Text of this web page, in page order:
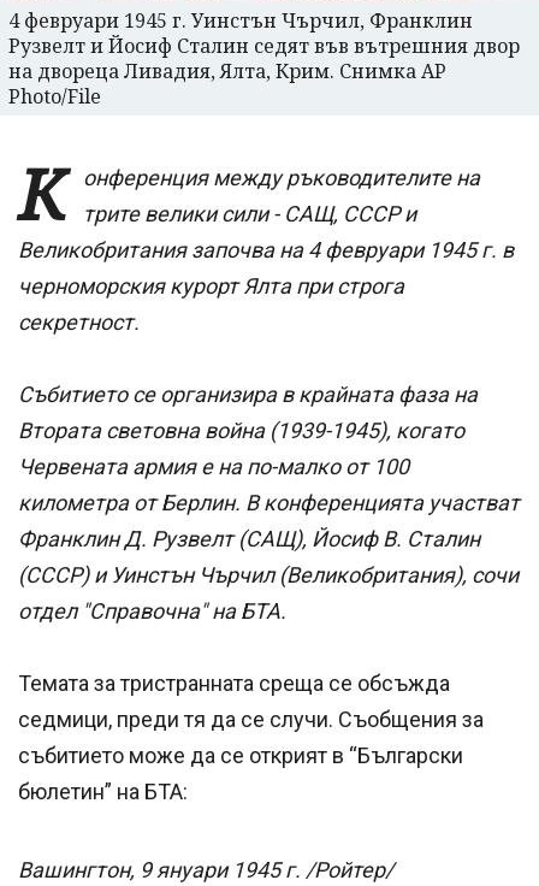
4 февруари 1945 г. Уинстън Чърчил, Франклин
Рузвелт и Йосиф Сталин седят във вътрешния двор
на двореца Ливадия, Ялта, Крим. Снимка AP
Photo/File
К
онференция между ръководителите на
трите велики сили - САЩ, СССР и
Великобритания започва на 4 февруари 1945 г. в
черноморския курорт Ялта при строга
секретност.
Събитието се организира в крайната фаза на
Втората световна война (1939-1945), когато
Червената армия е на по-малко от 100
километра от Берлин. В конференцията участват
Франклин Д. Рузвелт (САЩ), Йосиф В. Сталин
(СССР) и Уинстън Чърчил (Великобритания), сочи
отдел "Справочна" на БТА.
Темата за тристранната среща се обсъжда
седмици, преди тя да се случи. Съобщения за
събитието може да се открият в “Български
бюлетин” на БТА:
Вашингтон, 9 януари 1945 г. /Ройтер/